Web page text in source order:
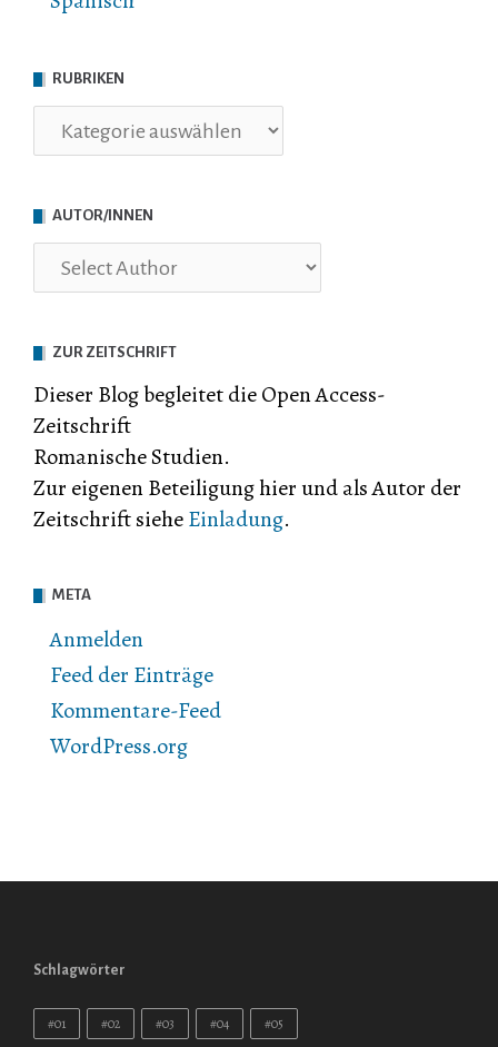
RUBRIKEN
Rubriken
AUTOR/INNEN
ZUR ZEITSCHRIFT
Dieser Blog begleitet die Open Access-
Zeitschrift
Romanische Studien.
Zur eigenen Beteiligung hier und als Autor der
Zeitschrift sieheEinladung.
META
Anmelden
Feed der Einträge
Kommentare-Feed
WordPress.org
Schlagwörter
#01 #02 #03 #04 #05